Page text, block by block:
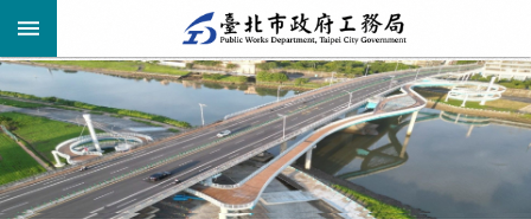
跳到主要內容區塊
進
階
搜
公
告
資